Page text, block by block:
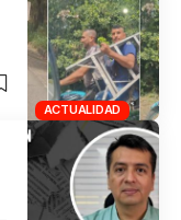
ACTUALIDAD